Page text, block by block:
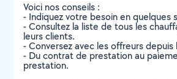
Voici nos conseils :
- Indiquez votre besoin en quelques
- Consultez la liste de tous les
leurs clients.
- Conversez avec les offreurs
- Du contrat de prestation au
prestation.